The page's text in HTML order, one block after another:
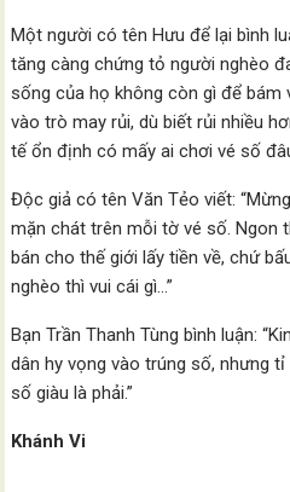
Một người có tên Hưu để lại bình
tăng càng chứng tỏ người nghèo
sống của họ không còn gì để bám
vào trò may rủi, dù biết rủi nhiều
tế ổn định có mấy ai chơi vé số
Độc giả có tên Văn Tẻo viết:
mặn chát trên mỗi tờ vé số. Ngon
bán cho thế giới lấy tiền về, chứ
nghèo thì vui cái gì…”
Bạn Trần Thanh Tùng bình luận:
dân hy vọng vào trúng số, nhưng
số giàu là phải.”
Khánh Vi